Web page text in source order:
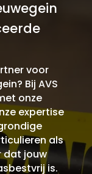
voor
Bij AVS
onze
expertise
als
dat jouw
is.